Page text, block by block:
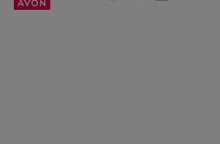
Otevřít navigační menu